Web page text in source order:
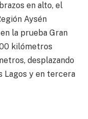
en alto, el
Aysén
la prueba Gran
kilómetros
desplazando
Lagos y en tercera